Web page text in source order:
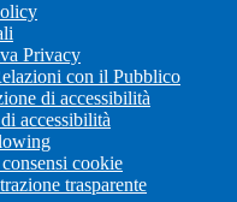
Privacy
con il Pubblico
di accessibilità
accessibilità
cookie
trasparente